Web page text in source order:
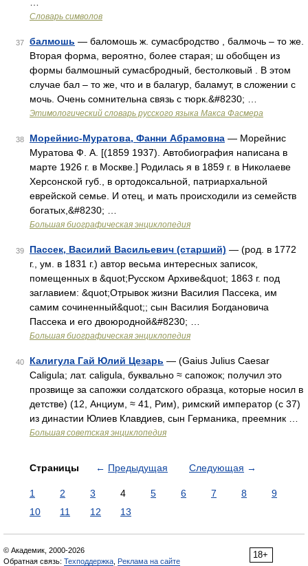
Словарь символов
37 балмошь — баломошь ж. сумасбродство , балмочь – то же.
Вторая форма, вероятно, более старая; ш обобщен из
формы балмошный сумасбродный, бестолковый . В этом
случае бал – то же, что и в балагур, баламут, в сложении с
мочь. Очень сомнительна связь с тюрк.&#8230; …
Этимологический словарь русского языка Макса Фасмера
38 Морейнис-Муратова, Фанни Абрамовна — Морейнис
Муратова Ф. А. [(1859 1937). Автобиография написана в
марте 1926 г. в Москве.] Родилась я в 1859 г. в Николаеве
Херсонской губ., в ортодоксальной, патриархальной
еврейской семье. И отец, и мать происходили из семейств
богатых,&#8230; …
Большая биографическая энциклопедия
39 Пассек, Василий Васильевич (старший) — (род. в 1772
г., ум. в 1831 г.) автор весьма интересных записок,
помещенных в &quot;Русском Архиве&quot; 1863 г. под
заглавием: &quot;Отрывок жизни Василия Пассека, им
самим сочиненный&quot;; сын Василия Богдановича
Пассека и его двоюродной&#8230; …
Большая биографическая энциклопедия
40 Калигула Гай Юлий Цезарь — (Gaius Julius Caesar
Caligula; лат. caligula, буквально ≈ сапожок; получил это
прозвище за сапожки солдатского образца, которые носил в
детстве) (12, Анциум, ≈ 41, Рим), римский император (с 37)
из династии Юлиев Клавдиев, сын Германика, преемник …
Большая советская энциклопедия
Страницы ← Предыдущая Следующая →
1 2 3 4 5 6 7 8
9
10
11 12 13
18+
© Академик, 2000-2026
Обратная связь: Техподдержка Реклама на сайте